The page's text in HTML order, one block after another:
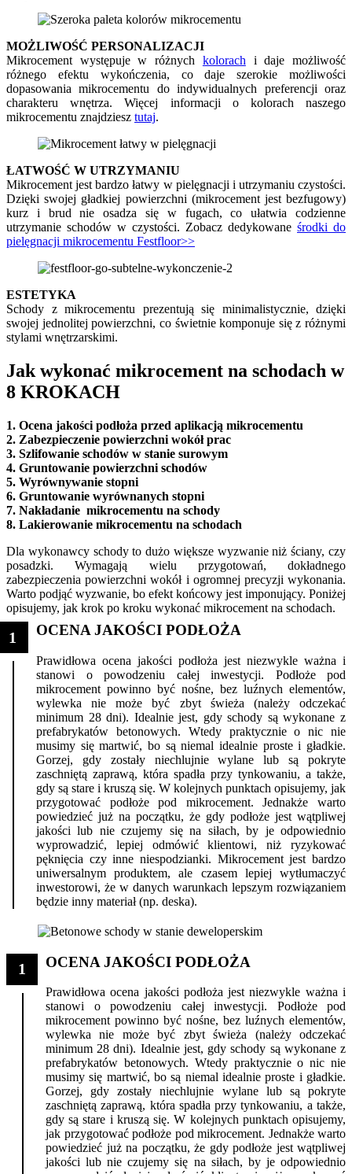
MOŻLIWOŚĆ PERSONALIZACJI
Mikrocement występuje w różnych kolorach i daje możliwość
różnego efektu wykończenia, co daje szerokie możliwości
dopasowania mikrocementu do indywidualnych preferencji oraz
charakteru wnętrza. Więcej informacji o kolorach naszego
mikrocementu znajdziesz tutaj.
ŁATWOŚĆ W UTRZYMANIU
Mikrocement jest bardzo łatwy w pielęgnacji i utrzymaniu czystości.
Dzięki swojej gładkiej powierzchni (mikrocement jest bezfugowy)
kurz i brud nie osadza się w fugach, co ułatwia codzienne
utrzymanie schodów w czystości. Zobacz dedykowane środki do
pielęgnacji mikrocementu Festfloor>>
ESTETYKA
Schody z mikrocementu prezentują się minimalistycznie, dzięki
swojej jednolitej powierzchni, co świetnie komponuje się z różnymi
stylami wnętrzarskimi.
Jak wykonać mikrocement na schodach w
8 KROKACH
1. Ocena jakości podłoża przed aplikacją mikrocementu
2. Zabezpieczenie powierzchni wokół prac
3. Szlifowanie schodów w stanie surowym
4. Gruntowanie powierzchni schodów
5. Wyrównywanie stopni
6. Gruntowanie wyrównanych stopni
7. Nakładanie mikrocementu na schody
8. Lakierowanie mikrocementu na schodach
Dla wykonawcy schody to dużo większe wyzwanie niż ściany, czy
posadzki. Wymagają wielu przygotowań, dokładnego
zabezpieczenia powierzchni wokół i ogromnej precyzji wykonania.
Warto podjąć wyzwanie, bo efekt końcowy jest imponujący. Poniżej
opisujemy, jak krok po kroku wykonać mikrocement na schodach.
1 OCENA JAKOŚCI PODŁOŻA
Prawidłowa ocena jakości podłoża jest niezwykle ważna i
stanowi o powodzeniu całej inwestycji. Podłoże pod
mikrocement powinno być nośne, bez luźnych elementów,
wylewka nie może być zbyt świeża (należy odczekać
minimum 28 dni). Idealnie jest, gdy schody są wykonane z
prefabrykatów betonowych. Wtedy praktycznie o nic nie
musimy się martwić, bo są niemal idealnie proste i gładkie.
Gorzej, gdy zostały niechlujnie wylane lub są pokryte
zaschniętą zaprawą, która spadła przy tynkowaniu, a także,
gdy są stare i kruszą się. W kolejnych punktach opisujemy, jak
przygotować podłoże pod mikrocement. Jednakże warto
powiedzieć już na początku, że gdy podłoże jest wątpliwej
jakości lub nie czujemy się na siłach, by je odpowiednio
wyprowadzić, lepiej odmówić klientowi, niż ryzykować
pęknięcia czy inne niespodzianki. Mikrocement jest bardzo
uniwersalnym produktem, ale czasem lepiej wytłumaczyć
inwestorowi, że w danych warunkach lepszym rozwiązaniem
będzie inny materiał (np. deska).
1 OCENA JAKOŚCI PODŁOŻA
Prawidłowa ocena jakości podłoża jest niezwykle ważna i
stanowi o powodzeniu całej inwestycji. Podłoże pod
mikrocement powinno być nośne, bez luźnych elementów,
wylewka nie może być zbyt świeża (należy odczekać
minimum 28 dni). Idealnie jest, gdy schody są wykonane z
prefabrykatów betonowych. Wtedy praktycznie o nic nie
musimy się martwić, bo są niemal idealnie proste i gładkie.
Gorzej, gdy zostały niechlujnie wylane lub są pokryte
zaschniętą zaprawą, która spadła przy tynkowaniu, a także,
gdy są stare i kruszą się. W kolejnych punktach opisujemy,
jak przygotować podłoże pod mikrocement. Jednakże warto
powiedzieć już na początku, że gdy podłoże jest wątpliwej
jakości lub nie czujemy się na siłach, by je odpowiednio